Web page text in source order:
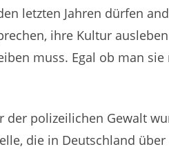
letzten Jahren dürfen
ihre Kultur
muss. Egal ob man
der polizeilichen Gewalt
die in Deutschland über